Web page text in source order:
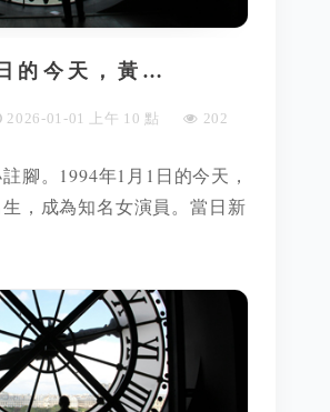
的今天，黃…
2026-01-01 上午 10 點 202
腳。1994年1月1日的今天，
，成為知名女演員。當日新